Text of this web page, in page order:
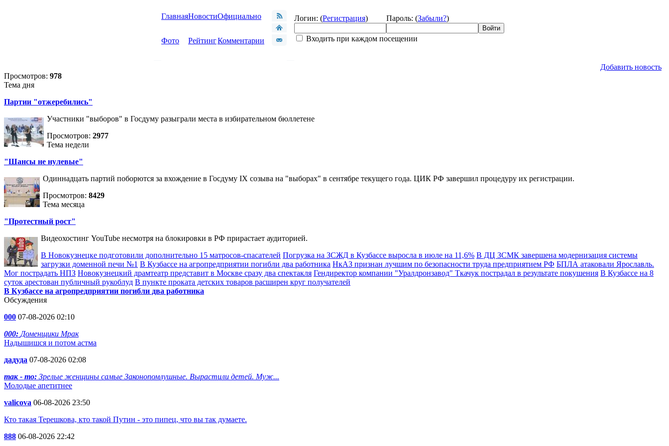
ГлавнаяНовостиОфициально
Фото РейтингКомментарии
Логин: (Регистрация) Пароль: (Забыли?)
Входить при каждом посещении
Добавить новость
Просмотров: 978
Тема дня
Партии "отжеребились"
Участники "выборов" в Госдуму разыграли места в избирательном бюллетене
Просмотров: 2977
Тема недели
"Шансы не нулевые"
Одиннадцать партий поборются за вхождение в Госдуму IX созыва на "выборах" в сентябре текущего года. ЦИК РФ завершил процедуру их регистрации.
Просмотров: 8429
Тема месяца
"Протестный рост"
Видеохостинг YouTube несмотря на блокировки в РФ прирастает аудиторией.
В Новокузнецке подготовили дополнительно 15 матросов-спасателей Погрузка на ЗСЖД в Кузбассе выросла в июле на 11,6% В ДЦ ЗСМК завершена модернизация системы
загрузки доменной печи №1 В Кузбассе на агропредприятии погибли два работника НкАЗ признан лучшим по безопасности труда предприятием РФ БПЛА атаковали Ярославль.
Мог пострадать НПЗ Новокузнецкий драмтеатр представит в Москве сразу два спектакля Гендиректор компании "Уралдронзавод" Ткачук пострадал в результате покушения В Кузбассе на 8
суток арестован публичный рукоблуд В пункте проката детских товаров расширен круг получателей
В Кузбассе на агропредприятии погибли два работника
Обсуждения
000 07-08-2026 02:10
000: Доменщики Мрак
Надышишся и потом астма
дадуда 07-08-2026 02:08
так - то: Зрелые женщины самые Законопомлушные. Вырастили детей. Муж...
Молодые апетитнее
valicova 06-08-2026 23:50
Кто такая Терешкова, кто такой Путин - это пипец, что вы так думаете.
888 06-08-2026 22:42